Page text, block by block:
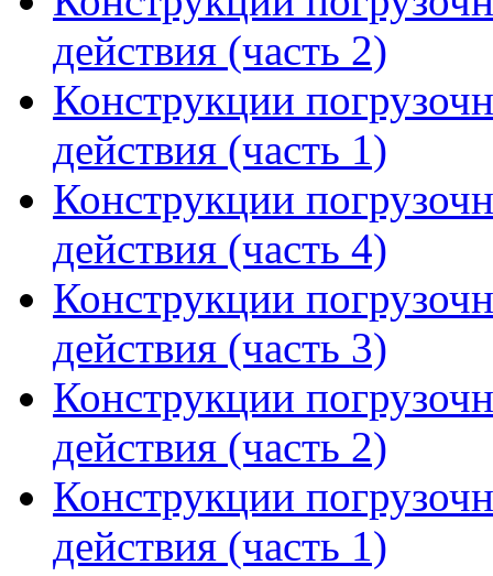
действия (часть 2)
Конструкции
действия (часть 1)
Конструкции
действия (часть 4)
Конструкции
действия (часть 3)
Конструкции
действия (часть 2)
Конструкции
действия (часть 1)